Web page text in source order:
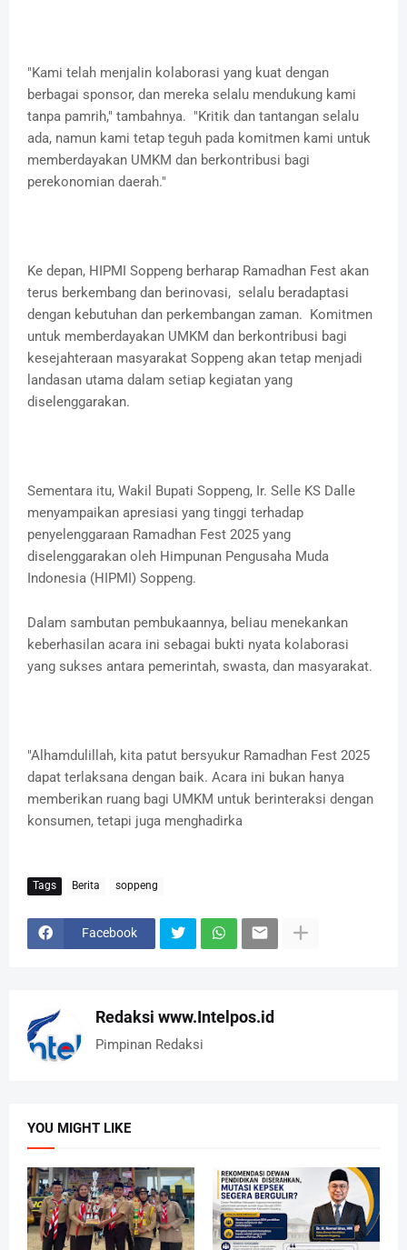
"Kami telah menjalin kolaborasi yang kuat dengan
berbagai sponsor, dan mereka selalu mendukung kami
tanpa pamrih," tambahnya. "Kritik dan tantangan selalu
ada, namun kami tetap teguh pada komitmen kami untuk
memberdayakan UMKM dan berkontribusi bagi
perekonomian daerah."
Ke depan, HIPMI Soppeng berharap Ramadhan Fest akan
terus berkembang dan berinovasi, selalu beradaptasi
dengan kebutuhan dan perkembangan zaman. Komitmen
untuk memberdayakan UMKM dan berkontribusi bagi
kesejahteraan masyarakat Soppeng akan tetap menjadi
landasan utama dalam setiap kegiatan yang
diselenggarakan.
Sementara itu, Wakil Bupati Soppeng, Ir. Selle KS Dalle
menyampaikan apresiasi yang tinggi terhadap
penyelenggaraan Ramadhan Fest 2025 yang
diselenggarakan oleh Himpunan Pengusaha Muda
Indonesia (HIPMI) Soppeng.
Dalam sambutan pembukaannya, beliau menekankan
keberhasilan acara ini sebagai bukti nyata kolaborasi
yang sukses antara pemerintah, swasta, dan masyarakat.
"Alhamdulillah, kita patut bersyukur Ramadhan Fest 2025
dapat terlaksana dengan baik. Acara ini bukan hanya
memberikan ruang bagi UMKM untuk berinteraksi dengan
konsumen, tetapi juga menghadirka
Tags Berita soppeng
Facebook
Redaksi www.Intelpos.id
Pimpinan Redaksi
YOU MIGHT LIKE